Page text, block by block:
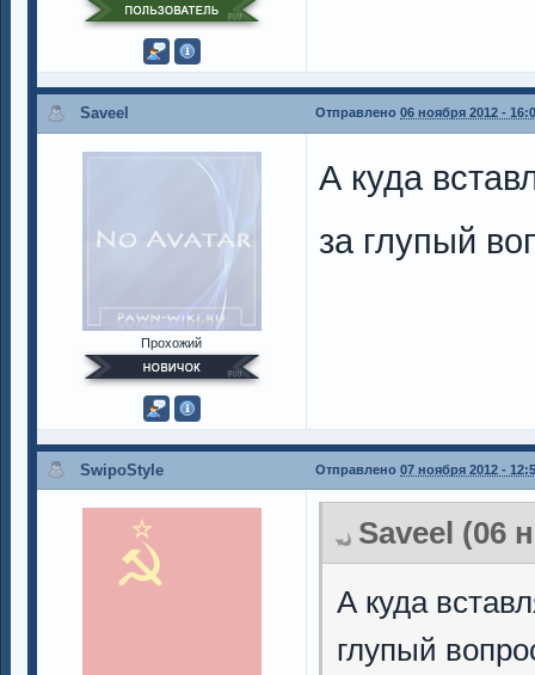
Saveel Отправлено 06 ноября 2012 -
Прохожий
А куда
за глупый
SwipoStyle Отправлено 07 ноября 2012 -
Saveel (06
А куда
глупый